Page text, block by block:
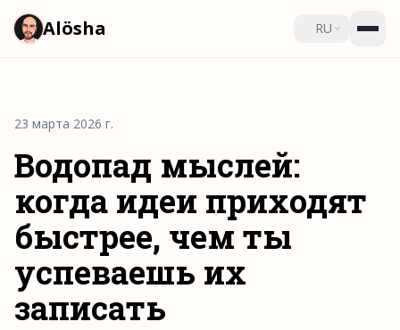
Alösha RU
23 марта 2026 г.
Водопад мыслей:
когда идеи приходят
быстрее, чем ты
успеваешь их
записать